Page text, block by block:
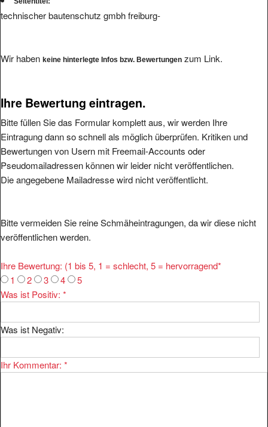
technischer bautenschutz gmbh freiburg-
Wir haben keine hinterlegte Infos bzw. Bewertungen zum Link.
Ihre Bewertung eintragen.
Bitte füllen Sie das Formular komplett aus, wir werden Ihre
Eintragung dann so schnell als möglich überprüfen. Kritiken und
Bewertungen von Usern mit Freemail-Accounts oder
Pseudomailadressen können wir leider nicht veröffentlichen.
Die angegebene Mailadresse wird nicht veröffentlicht.
Bitte vermeiden Sie reine Schmäheintragungen, da wir diese nicht
veröffentlichen werden.
Ihre Bewertung: (1 bis 5, 1 = schlecht, 5 = hervorragend*
1
2 3 4
5
Was ist Positiv: *
Was ist Negativ:
Ihr Kommentar: *